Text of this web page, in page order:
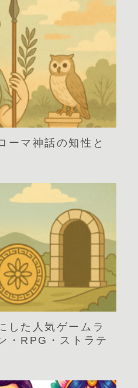
ーマ神話の知性と
した人気ゲームラ
・RPG・ストラテ